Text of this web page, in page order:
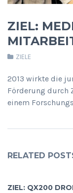
ZIEL:
ZIELE
2013 wirkte die
Förderung durch
einem
RELATED
ZIEL: QX200